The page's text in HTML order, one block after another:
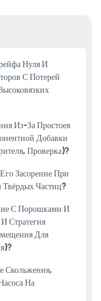
Нуля И
С Потерей
Из-За Простоев
Добавки
Проверка)?
Засорение При
Частиц?
С Порошками И
Стратегия
Для
Скольжения,
На